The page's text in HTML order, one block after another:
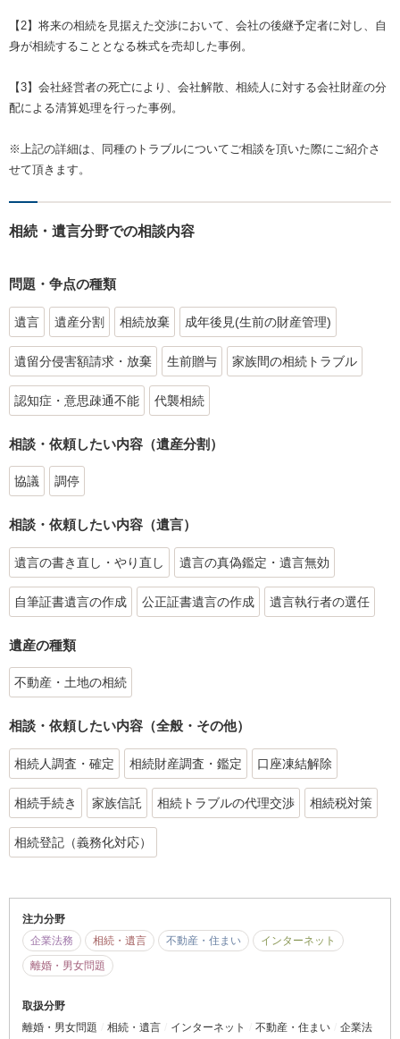
【2】将来の相続を見据えた交渉において、会社の後継予定者に対し、自
身が相続することとなる株式を売却した事例。
【3】会社経営者の死亡により、会社解散、相続人に対する会社財産の分
配による清算処理を行った事例。
※上記の詳細は、同種のトラブルについてご相談を頂いた際にご紹介さ
せて頂きます。
相続・遺言分野での相談内容
問題・争点の種類
遺言 遺産分割 相続放棄 成年後見(生前の財産管理)
遺留分侵害額請求・放棄 生前贈与 家族間の相続トラブル
認知症・意思疎通不能 代襲相続
相談・依頼したい内容（遺産分割）
協議 調停
相談・依頼したい内容（遺言）
遺言の書き直し・やり直し 遺言の真偽鑑定・遺言無効
自筆証書遺言の作成 公正証書遺言の作成 遺言執行者の選任
遺産の種類
不動産・土地の相続
相談・依頼したい内容（全般・その他）
相続人調査・確定 相続財産調査・鑑定 口座凍結解除
相続手続き 家族信託 相続トラブルの代理交渉 相続税対策
相続登記（義務化対応）
注力分野
企業法務
相続・遺言 不動産・住まい
インターネット
離婚・男女問題
取扱分野
離婚・男女問題
相続・遺言 インターネット 不動産・住まい
企業法